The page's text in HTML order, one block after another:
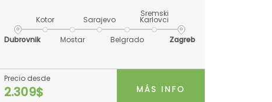
Dubrovnik
Kotor
Mostar
Sarajevo
Belgrado
Sremski
Karlovci
Zagreb
Precio desde
2.309$ MÁS INFO